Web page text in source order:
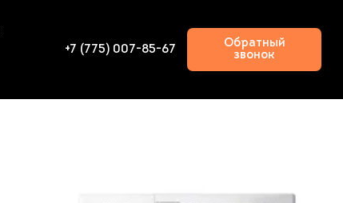
+7 (775) 007-85-67
Обратный
звонок